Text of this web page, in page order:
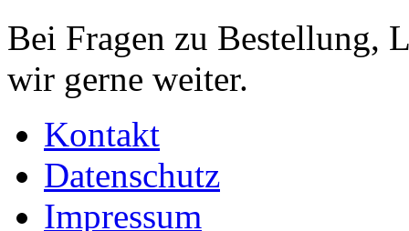
Bei Fragen zu Bestellung,
wir gerne weiter.
Kontakt
Datenschutz
Impressum